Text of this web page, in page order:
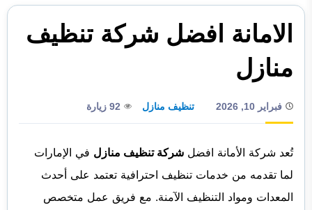
الرئيسية
الشارقة
راس الخيمة
أم القيوين
أبوظبي
الامانة افضل شركة تنظيف
منازل
فبراير 10, 2026 تنظيف منازل 92 زيارة
تُعد شركة الأمانة افضل شركة تنظيف منازل في الإمارات
لما تقدمه من خدمات تنظيف احترافية تعتمد على أحدث
المعدات ومواد التنظيف الآمنة. مع فريق عمل متخصص